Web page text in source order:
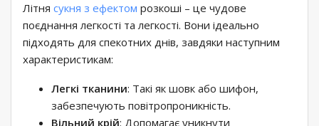
Літня сукня з ефектом розкоші – це чудове
поєднання легкості та легкості. Вони ідеально
підходять для спекотних днів, завдяки наступним
характеристикам:
Легкі тканини: Такі як шовк або шифон,
забезпечують повітропроникність.
Вільний крій: Допомагає уникнути